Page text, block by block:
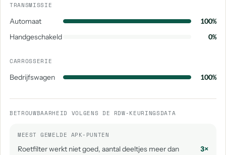
aantal: 2 aantal: 2
Volkswagen Scirocco Volkswagen 181
aantal: 1 aantal: 1
Volkswagen Golf Plus
aantal: 1
Volkswagen Id. Buzz
aantal: 1
TRANSMISSIE
Automaat
100%
Handgeschakeld
0%
CARROSSERIE
Bedrijfswagen 100%
BETROUWBAARHEID VOLGENS DE RDW-KEURINGSDATA
MEEST GEMELDE APK-PUNTEN
Roetfilter werkt niet goed, aantal deeltjes meer dan
3×